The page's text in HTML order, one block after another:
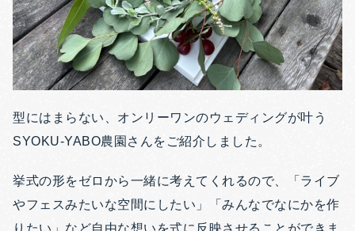
型にはまらない、オンリーワンのウェディングが叶う
SYOKU-YABO農園さんをご紹介しました。
挙式の形をゼロから一緒に考えてくれるので、「ライブ
やフェスみたいな空間にしたい」「みんなでなにかを作
りたい」など自由な想いを式に反映させることができま